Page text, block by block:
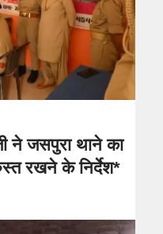
ने जसपुरा थाने का
रखने के निर्देश*